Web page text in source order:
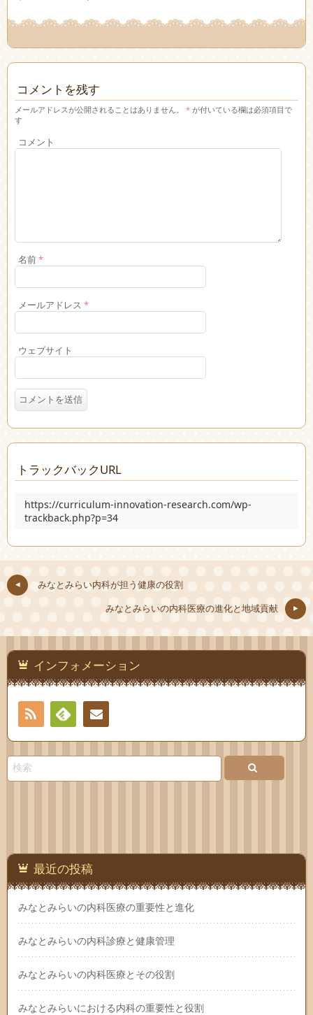
コメントを残す
メールアドレスが公開されることはありません。 * が付いている欄は必須項目で
す
コメント
名前*
メールアドレス *
ウェブサイト
トラックバックURL
https://curriculum-innovation-research.com/wp-
trackback.php?p=34
みなとみらい内科が担う健康の役割
みなとみらいの内科医療の進化と地域貢献
インフォメーション
RSS
Feedlyお問
最近の投稿
みなとみらいの内科医療の重要性と進化
みなとみらいの内科診療と健康管理
みなとみらいの内科医療とその役割
みなとみらいにおける内科の重要性と役割